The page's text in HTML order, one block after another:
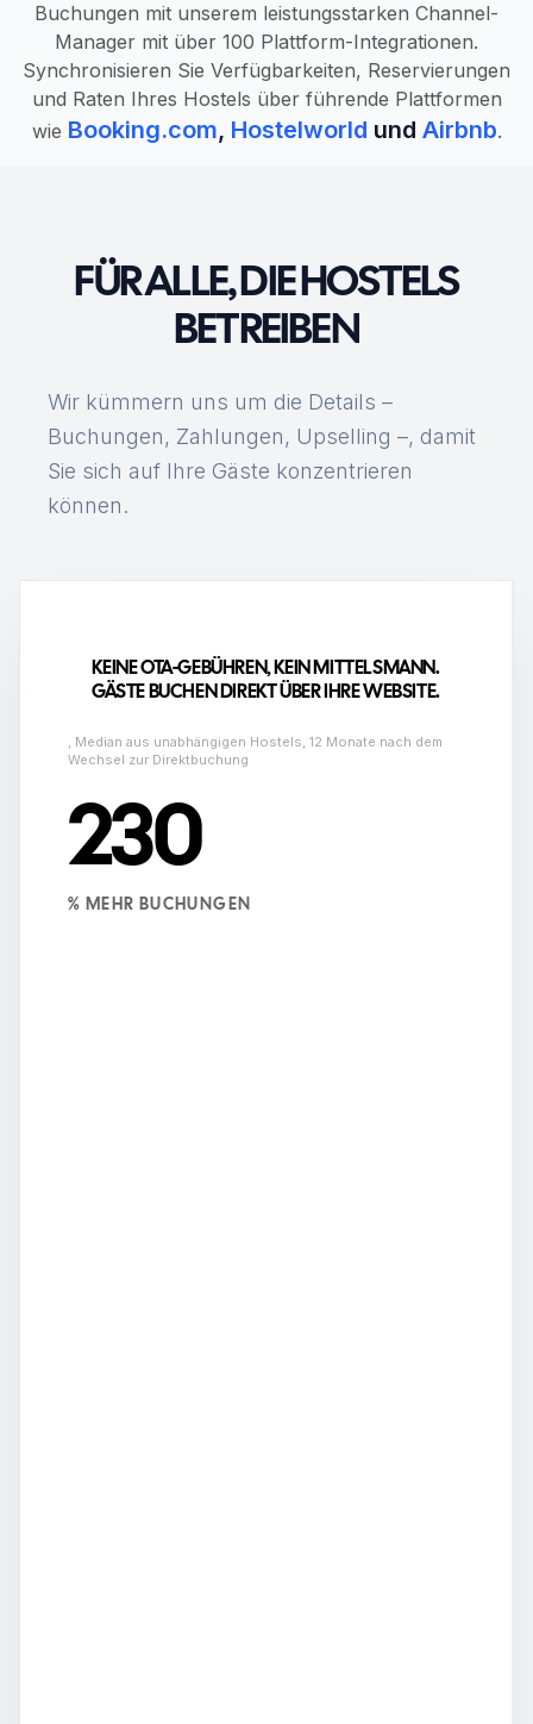
Buchungen mit unserem leistungsstarken Channel-
Manager mit über 100 Plattform-Integrationen.
Synchronisieren Sie Verfügbarkeiten, Reservierungen
und Raten Ihres Hostels über führende Plattformen
wie Booking.com, Hostelworld und Airbnb.
FÜR ALLE, DIE HOSTELS
BETREIBEN
Wir kümmern uns um die Details –
Buchungen, Zahlungen, Upselling –, damit
Sie sich auf Ihre Gäste konzentrieren
können.
KEINE OTA-GEBÜHREN, KEIN MITTELSMANN.
GÄSTE BUCHEN DIREKT ÜBER IHRE WEBSITE.
, Median aus unabhängigen Hostels, 12 Monate nach dem
Wechsel zur Direktbuchung
230
% MEHR BUCHUNGEN